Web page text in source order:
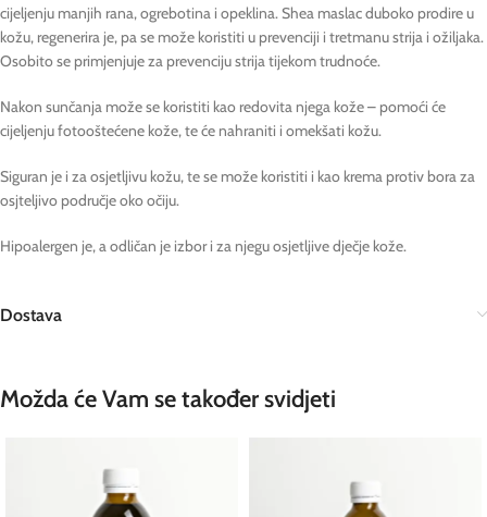
cijeljenju manjih rana, ogrebotina i opeklina. Shea maslac duboko prodire u
kožu, regenerira je, pa se može koristiti u prevenciji i tretmanu strija i ožiljaka.
Osobito se primjenjuje za prevenciju strija tijekom trudnoće.
Nakon sunčanja može se koristiti kao redovita njega kože – pomoći će
cijeljenju fotooštećene kože, te će nahraniti i omekšati kožu.
Siguran je i za osjetljivu kožu, te se može koristiti i kao krema protiv bora za
osjteljivo područje oko očiju.
Hipoalergen je, a odličan je izbor i za njegu osjetljive dječje kože.
Dostava
Možda će Vam se također svidjeti